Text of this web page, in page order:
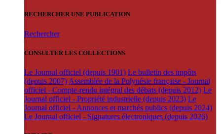
RECHERCHER UNE PUBLICATION
Rechercher
CONSULTER LES COLLECTIONS
Le Journal officiel (depuis 1901) Le bulletin des impôts
(depuis 2007) Assemblée de la Polynésie française - Journal
officiel - Compte-rendu intégral des débats (depuis 2012) Le
Journal officiel - Propriété industrielle (depuis 2023) Le
Journal officiel - Annonces et marchés publics (depuis 2024)
Le Journal officiel - Signatures électroniques (depuis 2026)